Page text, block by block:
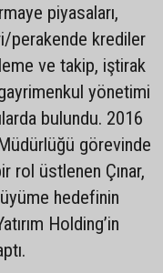
piyasaları,
perakende krediler
ve takip, iştirak
yönetimi
bulundu. 2016
Müdürlüğü görevinde
rol üstlenen Çınar,
hedefinin
Holding’in